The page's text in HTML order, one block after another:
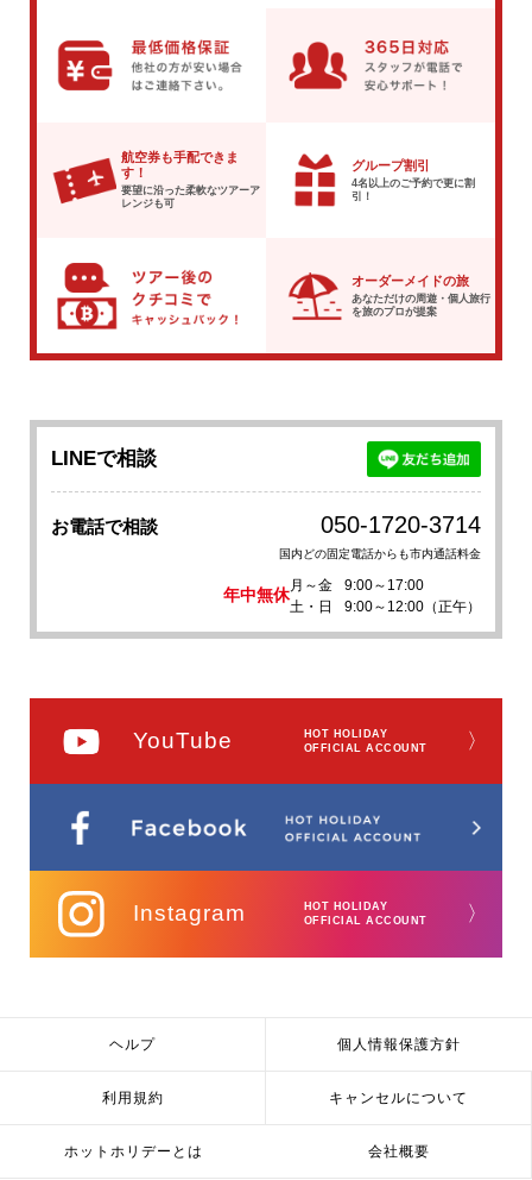
航空券も手配できま
す！
要望に沿った柔軟なツアーア
レンジも可
グループ割引
4名以上のご予約で更に割
引！
オーダーメイドの旅
あなただけの周遊・個人旅行
を旅のプロが提案
LINEで相談
お電話で相談 050-1720-3714
国内どの固定電話からも市内通話料金
年中無休
月～金
9:00～17:00
土・日
9:00～12:00（正午）
YouTube
HOT HOLIDAY
OFFICIAL ACCOUNT
〉
Instagram
HOT HOLIDAY
OFFICIAL ACCOUNT
〉
ヘルプ 個人情報保護方針
利用規約 キャンセルについて
ホットホリデーとは 会社概要